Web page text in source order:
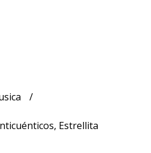
Estrellita